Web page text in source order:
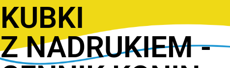
KUBKI
Z NADRUKIEM -